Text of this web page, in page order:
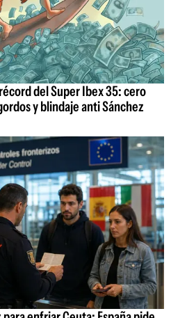
del Super Ibex 35: cero
y blindaje anti Sánchez